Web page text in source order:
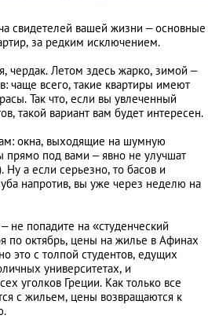
свидетелей вашей жизни – основные
за редким исключением.
чердак. Летом здесь жарко, зимой –
чаще всего, такие квартиры имеют
Так что, если вы увлеченный
такой вариант вам будет интересен.
окна, выходящие на шумную
прямо под вами – явно не улучшат
а если серьезно, то басов и
напротив, вы уже через неделю на
не попадите на «студенческий
по октябрь, цены на жилье в Афинах
это с толпой студентов, едущих
университетах, и
уголков Греции. Как только все
с жильем, цены возвращаются к